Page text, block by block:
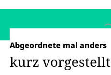
Abgeordnete mal anders
kurz vorgestellt